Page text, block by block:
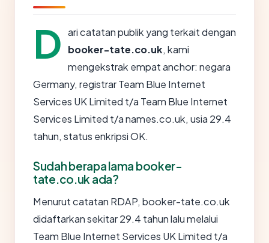
D ari catatan publik yang terkait dengan
booker-tate.co.uk, kami
mengekstrak empat anchor: negara
Germany, registrar Team Blue Internet
Services UK Limited t/a Team Blue Internet
Services Limited t/a names.co.uk, usia 29.4
tahun, status enkripsi OK.
Sudah berapa lama booker-
tate.co.uk ada?
Menurut catatan RDAP, booker-tate.co.uk
didaftarkan sekitar 29.4 tahun lalu melalui
Team Blue Internet Services UK Limited t/a